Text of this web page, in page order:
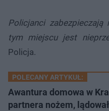
Policjanci
tym miejscu jest
Policja.
POLECANY ARTYKUŁ:
Awantura domowa w
partnera nożem,